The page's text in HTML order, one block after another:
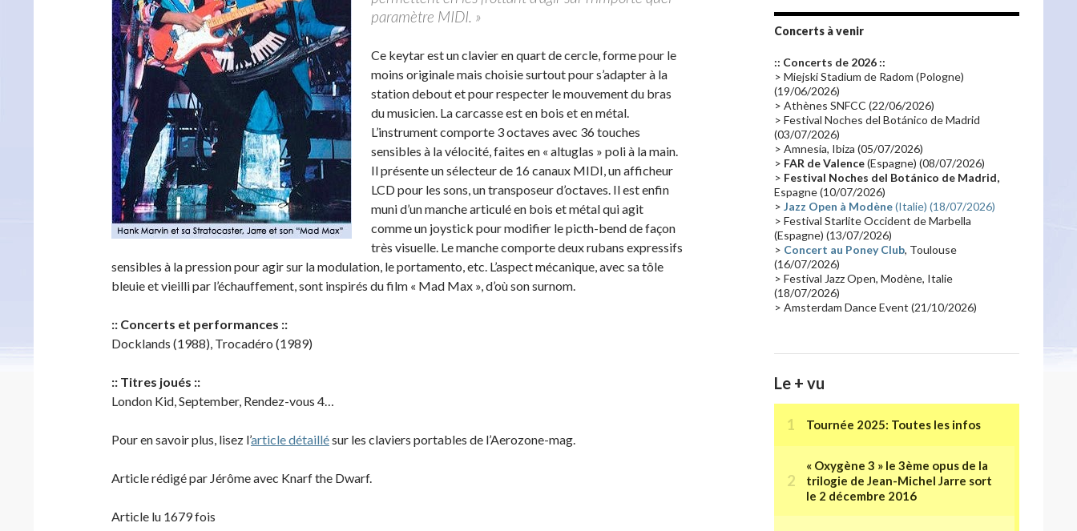
paramètre MIDI. »
Ce keytar est un clavier en quart de cercle, forme pour le
moins originale mais choisie surtout pour s’adapter à la
station debout et pour respecter le mouvement du bras
du musicien. La carcasse est en bois et en métal.
L’instrument comporte 3 octaves avec 36 touches
sensibles à la vélocité, faites en « altuglas » poli à la main.
Il présente un sélecteur de 16 canaux MIDI, un afficheur
LCD pour les sons, un transposeur d’octaves. Il est enfin
muni d’un manche articulé en bois et métal qui agit
comme un joystick pour modifier le picth-bend de façon
très visuelle. Le manche comporte deux rubans expressifs
sensibles à la pression pour agir sur la modulation, le portamento, etc. L’aspect mécanique, avec sa tôle
bleuie et vieilli par l’échauffement, sont inspirés du film « Mad Max », d’où son surnom.
:: Concerts et performances ::
Docklands (1988), Trocadéro (1989)
:: Titres joués ::
London Kid, September, Rendez-vous 4…
Pour en savoir plus, lisez l’article détaillésur les claviers portables de l’Aerozone-mag.
Article rédigé par Jérôme avec Knarf the Dwarf.
Article lu 1679 fois
Promo 2019
Emissions 2010 Disques rares
Synthé 70's(20)
Claviériste(19) Groupe de Recherche Musicale
France 2 (18)
Critique(17) Coffret(17) Chronologie(16)
Passages radio(16)
Synthé 80's(16) Les concerts en Chine (16)
Cinéma(16) Houston
Synthé Roland Belgique
Récompense(14) Collaborations 70's(14)
Astronomie(14) France Inter(14)
Concerts à venir
:: Concerts de 2026 ::
> Miejski Stadium de Radom (Pologne)
(19/06/2026)
> Athènes SNFCC (22/06/2026)
> Festival Noches del Botánico de Madrid
(03/07/2026)
> Amnesia, Ibiza (05/07/2026)
> FAR de Valence(Espagne) (08/07/2026)
> Festival Noches del Botánico de Madrid,
Espagne (10/07/2026)
> Jazz Open à Modène(Italie) (18/07/2026)
> Festival Starlite Occident de Marbella
(Espagne) (13/07/2026)
> Concert au Poney Club, Toulouse
(16/07/2026)
> Festival Jazz Open, Modène, Italie
(18/07/2026)
> Amsterdam Dance Event (21/10/2026)
Le + vu